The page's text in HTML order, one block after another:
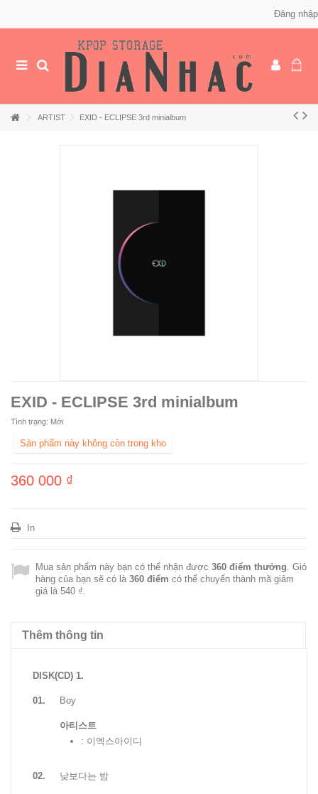
Đăng nhập
ARTIST EXID - ECLIPSE 3rd minialbum
EXID - ECLIPSE 3rd minialbum
Tình trạng: Mới
Sản phẩm này không còn trong kho
360 000 ₫
In
Mua sản phẩm này bạn có thể nhận được 360 điểm thưởng . Giỏ
hàng của bạn sẽ có là 360 điểm có thể chuyển thành mã giảm
giá là 540 ₫
Thêm thông tin
DISK(CD) 1.
01. Boy
아티스트
: 이엑스아이디
02. 낮보다는 밤